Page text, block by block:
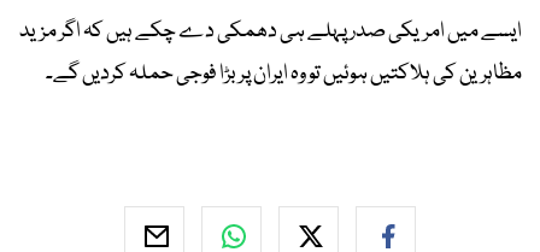
ایسے میں امریکی صدر پہلے ہی دھمکی دے چکے ہیں کہ اگر مزید
مظاہرین کی ہلاکتیں ہوئیں تو وہ ایران پر بڑا فوجی حملہ کردیں گے۔